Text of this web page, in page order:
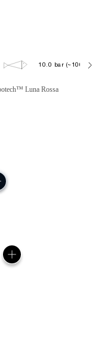
10.0 bar (~100.0